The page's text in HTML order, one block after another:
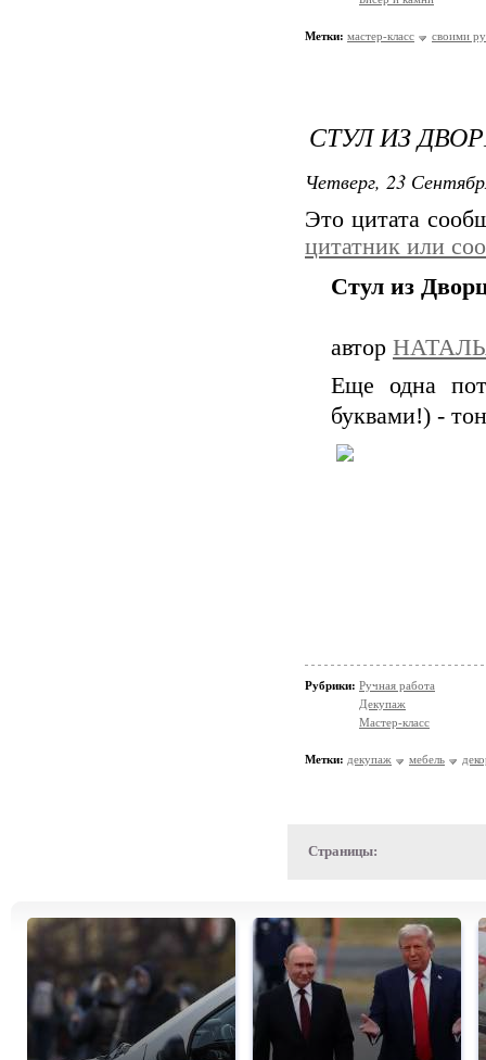
Метки: мастер-класс своими
СТУЛ ИЗ
Четверг, 23
Это цитата
цитатник или
Стул из
автор
Еще одна
буквами!) -
Рубрики: Ручная работа
Декупаж
Мастер-класс
Метки: декупаж мебель
Страницы: